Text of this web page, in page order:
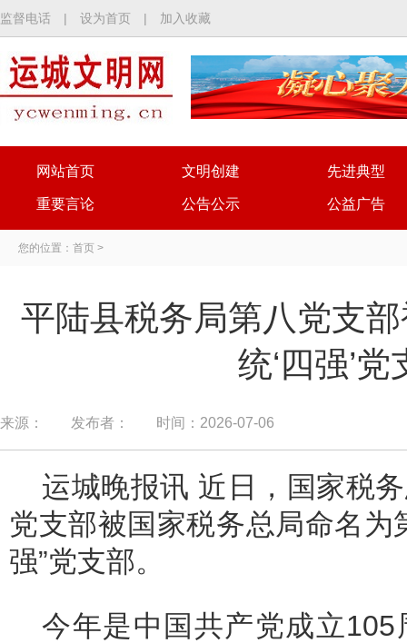
监督电话 | 设为首页 | 加入收藏
网站首页
重要言论
文明创建
公告公示
先进典型
公益广告
您的位置： 首页 >
平陆县税务局第八党支
统‘四强’党
来源： 发布者： 时间：2026-07-06
运城晚报讯 近日，国家税
党支部被国家税务总局命名为
强”党支部。
今年是中国共产党成立